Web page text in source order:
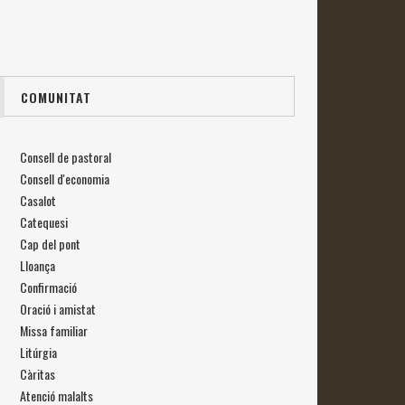
COMUNITAT
Consell de pastoral
Consell d'economia
Casalot
Catequesi
Cap del pont
Lloança
Confirmació
Oració i amistat
Missa familiar
Litúrgia
Càritas
Atenció malalts